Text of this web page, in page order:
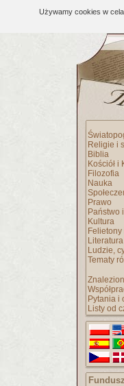
Używamy cookies w
Religie i
Biblia
Kościół i
Filozofia
Nauka
Prawo
Państwo
Kultura
Literatura
Ludzie,
Tematy
Pytania i
Listy od